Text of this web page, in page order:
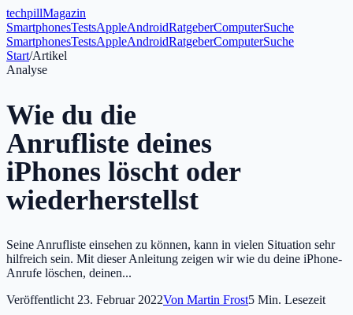
techpillMagazin
SmartphonesTestsAppleAndroidRatgeberComputerSuche
SmartphonesTestsAppleAndroidRatgeberComputerSuche
Start/Artikel
Analyse
Wie du die
Anrufliste deines
iPhones löscht oder
wiederherstellst
Seine Anrufliste einsehen zu können, kann in vielen Situation sehr
hilfreich sein. Mit dieser Anleitung zeigen wir wie du deine iPhone-
Anrufe löschen, deinen...
Veröffentlicht 23. Februar 2022Von Martin Frost5 Min. Lesezeit